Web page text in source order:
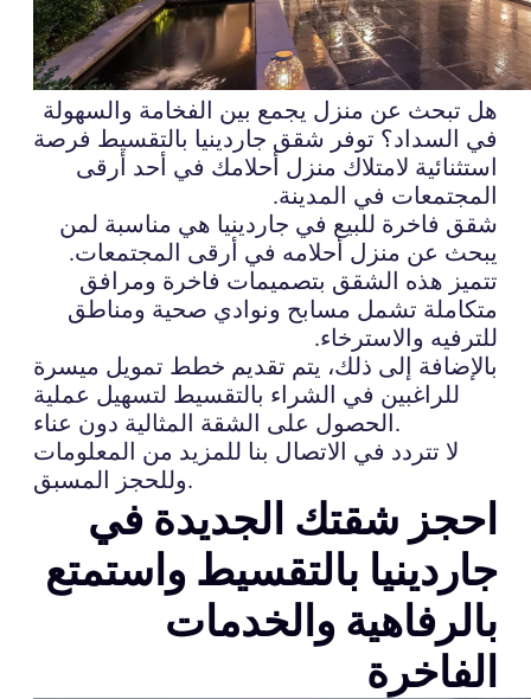
هل تبحث عن منزل يجمع بين الفخامة والسهولة
في السداد؟ توفر شقق جاردينيا بالتقسيط فرصة
استثنائية لامتلاك منزل أحلامك في أحد أرقى
المجتمعات في المدينة.
شقق فاخرة للبيع في جاردينيا هي مناسبة لمن
يبحث عن منزل أحلامه في أرقى المجتمعات.
تتميز هذه الشقق بتصميمات فاخرة ومرافق
متكاملة تشمل مسابح ونوادي صحية ومناطق
للترفيه والاسترخاء.
بالإضافة إلى ذلك، يتم تقديم خطط تمويل ميسرة
للراغبين في الشراء بالتقسيط لتسهيل عملية
الحصول على الشقة المثالية دون عناء.
لا تتردد في الاتصال بنا للمزيد من المعلومات
وللحجز المسبق.
احجز شقتك الجديدة في
جاردينيا بالتقسيط واستمتع
بالرفاهية والخدمات
الفاخرة